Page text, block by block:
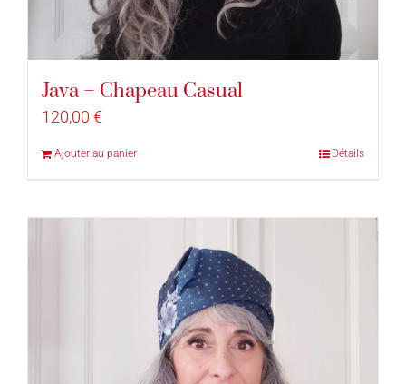
Java – Chapeau Casual
120,00 €
Ajouter au panier Détails